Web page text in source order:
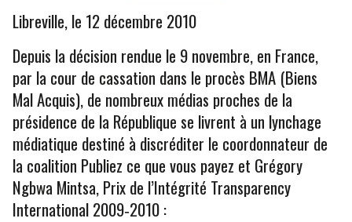
Libreville, le 12 décembre 2010
Depuis la décision rendue le 9 novembre, en France,
par la cour de cassation dans le procès BMA (Biens
Mal Acquis), de nombreux médias proches de la
présidence de la République se livrent à un lynchage
médiatique destiné à discréditer le coordonnateur de
la coalition Publiez ce que vous payez et Grégory
Ngbwa Mintsa, Prix de l’Intégrité Transparency
International 2009‐2010 :